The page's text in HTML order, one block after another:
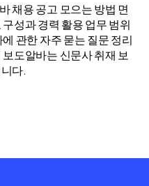
채용 공고 모으는 방법 면
성과 경력 활용 업무 범위
관한 자주 묻는 질문 정리
도알바는 신문사 취재 보
다.